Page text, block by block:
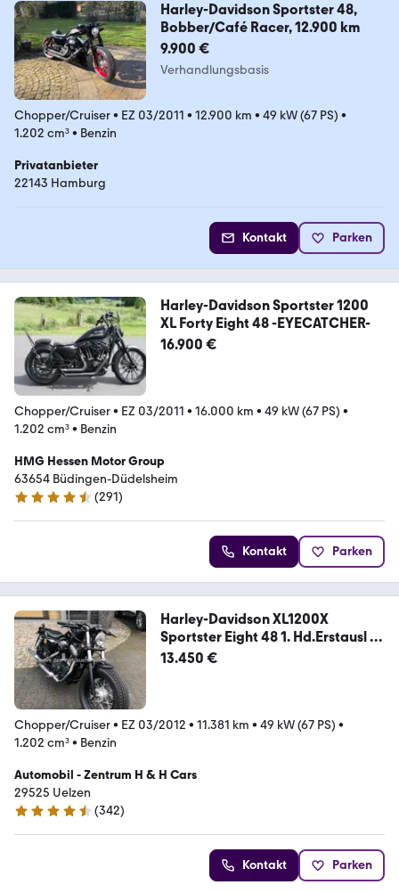
Harley-Davidson Sportster 48,
Bobber/Café Racer, 12.900 km
9.900 €
Verhandlungsbasis
Chopper/Cruiser• EZ 03/2011 • 12.900 km • 49 kW (67 PS) •
1.202 cm³• Benzin
Privatanbieter
22143 Hamburg
Kontakt Parken
Harley-Davidson Sportster 1200
XL Forty Eight 48 -EYECATCHER-
16.900 €
Chopper/Cruiser• EZ 03/2011 • 16.000 km • 49 kW (67 PS) •
1.202 cm³• Benzin
HMG Hessen Motor Group
63654 Büdingen-Düdelsheim
4.6 Sterne
(291)
Kontakt Parken
Harley-Davidson XL1200X
Sportster Eight 48 1. Hd.Erstausl m
Cert
13.450 €
Chopper/Cruiser• EZ 03/2012 • 11.381 km • 49 kW (67 PS) •
1.202 cm³• Benzin
Automobil - Zentrum H & H Cars
29525 Uelzen
4.7 Sterne
(342)
Kontakt Parken